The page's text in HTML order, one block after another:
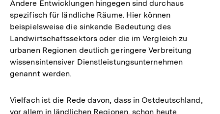
Konzentrationsprozesse im Lebensmittelhandel.
Andere Entwicklungen hingegen sind durchaus
spezifisch für ländliche Räume. Hier können
beispielsweise die sinkende Bedeutung des
Landwirtschaftssektors oder die im Vergleich zu
urbanen Regionen deutlich geringere Verbreitung
genannt werden.